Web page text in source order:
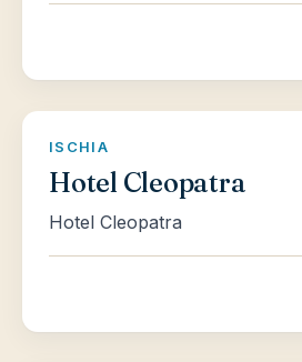
ISCHIA
Hotel Cleopatra
Hotel Cleopatra